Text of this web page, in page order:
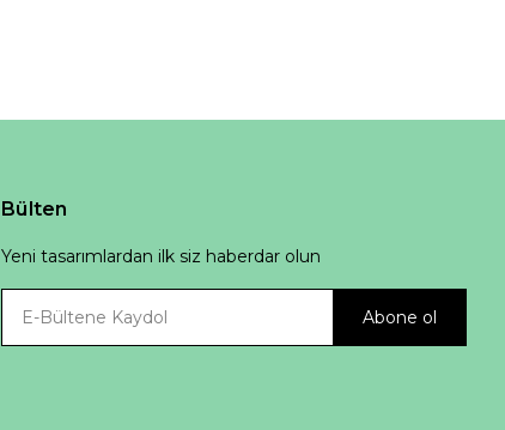
Bülten
Yeni tasarımlardan ilk siz haberdar olun
Abone ol